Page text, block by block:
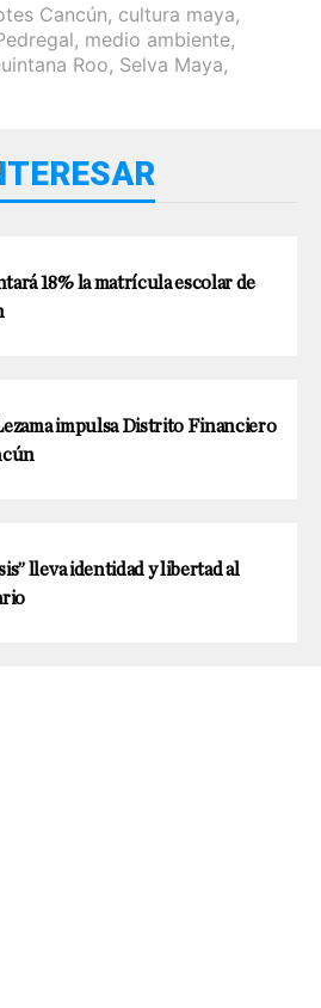
Cancún, cultura maya,
, medio ambiente,
Roo, Selva Maya,
18% la matrícula escolar de
impulsa Distrito Financiero
lleva identidad y libertad al